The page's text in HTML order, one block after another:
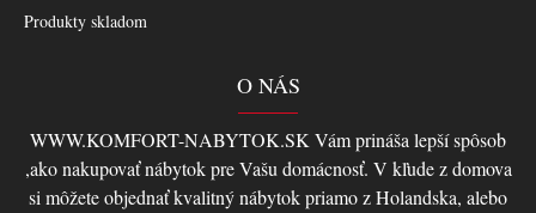
Produkty skladom
O NÁS
WWW.KOMFORT-NABYTOK.SK Vám prináša lepší spôsob
,ako nakupovať nábytok pre Vašu domácnosť. V kľude z domova
si môžete objednať kvalitný nábytok priamo z Holandska, alebo